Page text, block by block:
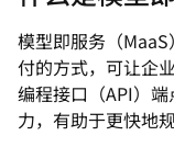
模型即服务（
付的方式，可让企
编程接口（API）
力，有助于更快地